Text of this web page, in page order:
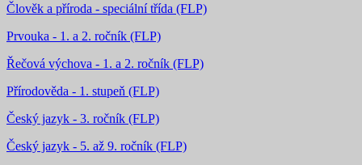
Člověk a příroda - speciální třída (FLP)
Prvouka - 1. a 2. ročník (FLP)
Řečová výchova - 1. a 2. ročník (FLP)
Přírodověda - 1. stupeň (FLP)
Český jazyk - 3. ročník (FLP)
Český jazyk - 5. až 9. ročník (FLP)